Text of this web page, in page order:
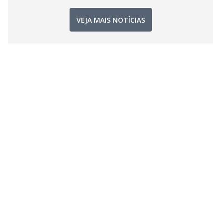
VEJA MAIS NOTÍCIAS